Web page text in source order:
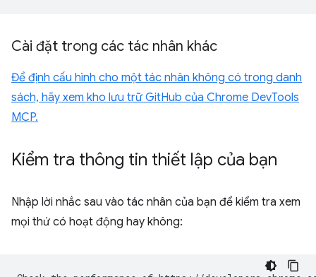
Cài đặt trong các tác nhân khác
Để định cấu hình cho một tác nhân không có trong danh
sách, hãy xem kho lưu trữ GitHub của Chrome DevTools
MCP.
Kiểm tra thông tin thiết lập của bạn
Nhập lời nhắc sau vào tác nhân của bạn để kiểm tra xem
mọi thứ có hoạt động hay không: